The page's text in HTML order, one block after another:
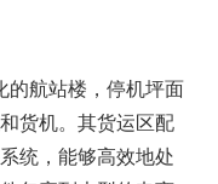
航站楼，停机坪面
货机。其货运区配
统，能够高效地处